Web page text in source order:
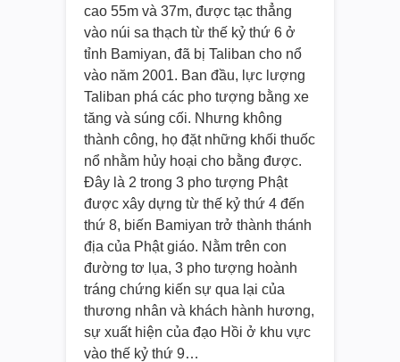
cao 55m và 37m, được tạc thẳng
vào núi sa thạch từ thế kỷ thứ 6 ở
tỉnh Bamiyan, đã bị Taliban cho nổ
vào năm 2001. Ban đầu, lực lượng
Taliban phá các pho tượng bằng xe
tăng và súng cối. Nhưng không
thành công, họ đặt những khối thuốc
nổ nhằm hủy hoại cho bằng được.
Đây là 2 trong 3 pho tượng Phật
được xây dựng từ thế kỷ thứ 4 đến
thứ 8, biến Bamiyan trở thành thánh
địa của Phật giáo. Nằm trên con
đường tơ lụa, 3 pho tượng hoành
tráng chứng kiến sự qua lại của
thương nhân và khách hành hương,
sự xuất hiện của đạo Hồi ở khu vực
vào thế kỷ thứ 9…